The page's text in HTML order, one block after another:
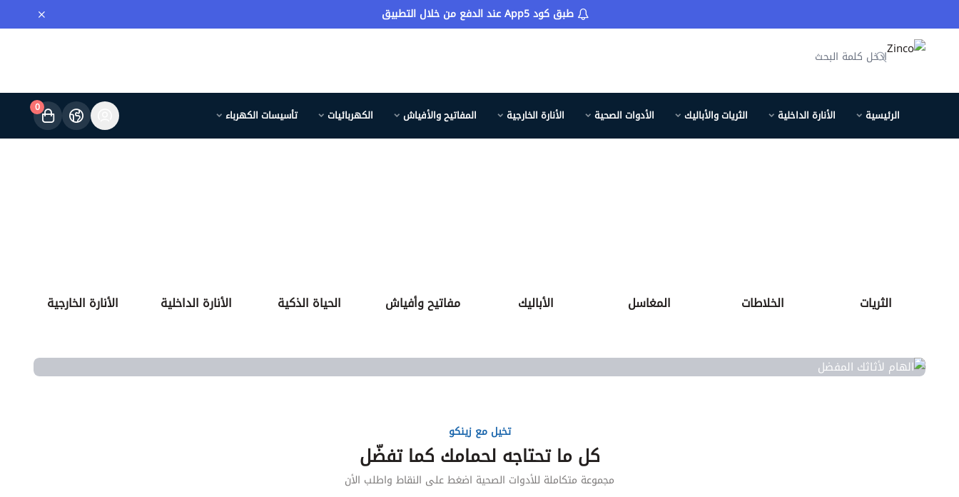
طبق كود App5 عند الدفع من خلال التطبيق
Zinco
الرئيسية الأنارة الداخلية الثريات والأباليك الأدوات الصحية الأنارة الخارجية المفاتيح والأفياش الكهربائيات تأسيسات الكهرباء 0
الثريات الخلاطات المغاسل الأباليك مفاتيح وأفياش الحياة الذكية الأنارة الداخلية الأنارة الخارجية
تخيل مع زينكو
كل ما تحتاجه لحمامك كما تفضّل
مجموعة متكاملة للأدوات الصحية اضغط على النقاط واطلب الأن